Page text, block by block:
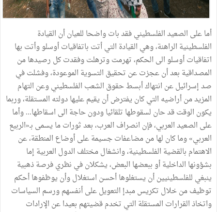
أماعلى الصعيدالفلسطينيفقدباتواضحا للعيانأن القيادة
الفلسطينية الراهنة،وهي القيادة التيأتت باتفاقياتأوسلووأتت بها
اتفاقياتأوسلوالى الحكم،تهرمتوترهلتوفقدتكل رصيدهامن
المصداقية بعدأنعجزتعن تحقيق التسوية الموعودة،وفشلتفي
صدإسرائيلعن انتهاكأبسطحقوق الشعب الفلسطينيوعن التهام
المزيدمنأراضيه التيكان يفترضأن يقيمعليهادولته المستقلة،وربما
يكون الوقتقدحان لسقوطها تلقائياودونحاجة الى اسقاطها...وأما
على الصعيدالعربي،فإن انصراف العرب،بعدثوراتما يسمى بـ«الربيع
العربي»وماكان لهامنمضاعفاتجسيمةعلىأوضاع المنطقة،عن
الاهتمام بالقضية الفلسطينية،وانشغالمختلف الدول العربية إما
بشؤونها الداخليةأوببعضها البعض،يشكلانفي نظريفرصةذهبية
ينبغي للفلسطينيينأن يستغلوهاأحسن استغلالوأن يوظفوهاأحكم
توظيفمنخلال تكريسمبدإ التعويلعلىأنفسهمورسم السياسات
واتخاذالقرارات المستقلة التي تخدمقضيتهم بعيداعن الإرادات